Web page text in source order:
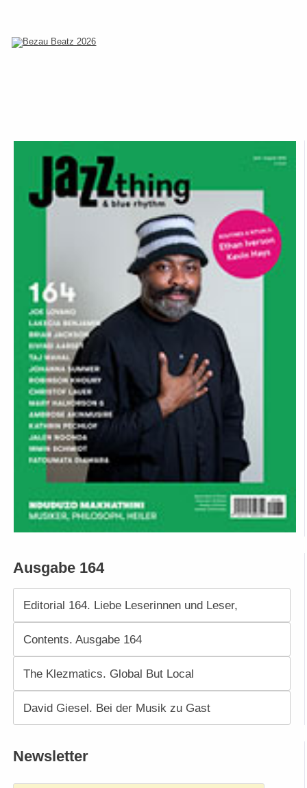
Ausgabe 164
Editorial 164. Liebe Leserinnen und Leser,
Contents. Ausgabe 164
The Klezmatics. Global But Local
David Giesel. Bei der Musik zu Gast
Newsletter